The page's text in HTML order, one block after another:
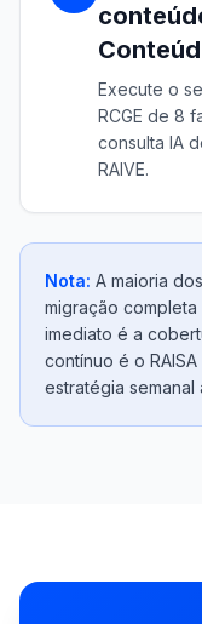
Execute o
RCGE de 8
consulta IA
RAIVE.
Nota: A maioria
migração
imediato é a
contínuo é o
estratégia semanal